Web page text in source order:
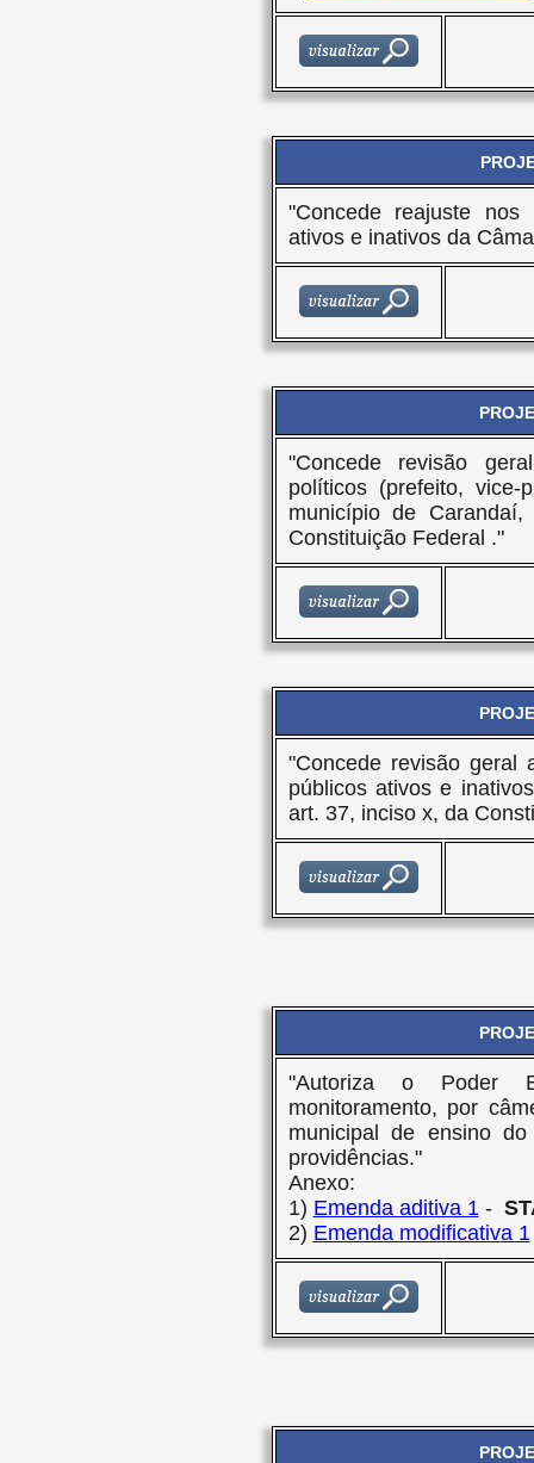
"Concede reajuste nos
ativos e inativos da
"Concede revisão
políticos (prefeito, vice-
município de
Constituição Federal ."
"Concede revisão geral
públicos ativos e
art. 37, inciso x, da
"Autoriza o Poder
monitoramento, por
municipal de ensino
providências."
Anexo:
1) Emenda aditiva 1-
2) Emenda modificativa 1